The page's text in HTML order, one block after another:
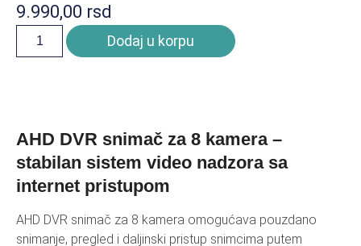
AHD DVR snimač za 8 kamera –
stabilan sistem video nadzora sa
internet pristupom
AHD DVR snimač za 8 kamera omogućava pouzdano
snimanje, pregled i daljinski pristup snimcima putem
9.990,00 rsd
Dodaj u korpu